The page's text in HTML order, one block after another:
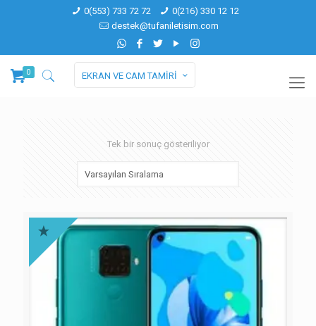
0(553) 733 72 72
0(216) 330 12 12
destek@tufaniletisim.com
0 EKRAN VE CAM TAMİRİ
Tek bir sonuç gösteriliyor